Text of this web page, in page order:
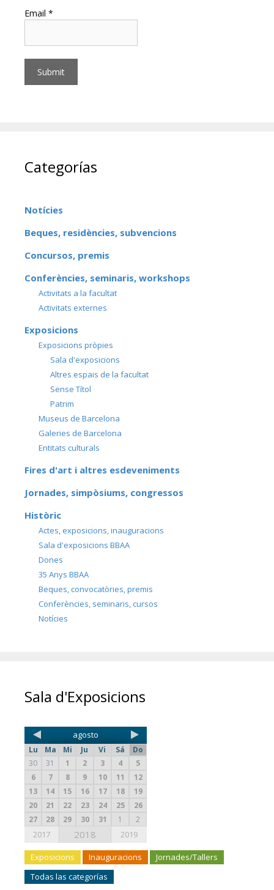
Email *
Categorías
Notícies
Beques, residències, subvencions
Concursos, premis
Conferències, seminaris, workshops
Activitats a la facultat
Activitats externes
Exposicions
Exposicions pròpies
Sala d'exposicions
Altres espais de la facultat
Sense Títol
Patrim
Museus de Barcelona
Galeries de Barcelona
Entitats culturals
Fires d'art i altres esdeveniments
Jornades, simpòsiums, congressos
Històric
Actes, exposicions, inauguracions
Sala d'exposicions BBAA
Dones
35 Anys BBAA
Beques, convocatòries, premis
Conferències, seminaris, cursos
Notícies
Sala d'Exposicions
agosto
Lu Ma Mi Ju Vi Sá
Do
30
31 1 2 3 4
5
6
7 8 9 10 11
12
13
14 15 16 17 18
19
20
21 22 23 24 25
26
27
28 29 30 31 1 2
2017 2018 2019
Exposicions Inauguracions
Jornades/Tallers
Todas las categorías